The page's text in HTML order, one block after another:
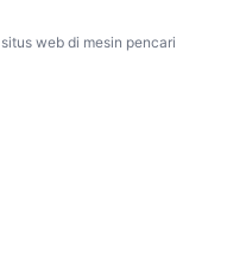
web di mesin pencari